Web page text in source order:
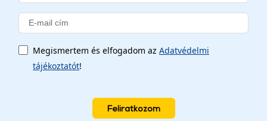
Megismertem és elfogadom az Adatvédelmi
tájékoztatót!
Feliratkozom